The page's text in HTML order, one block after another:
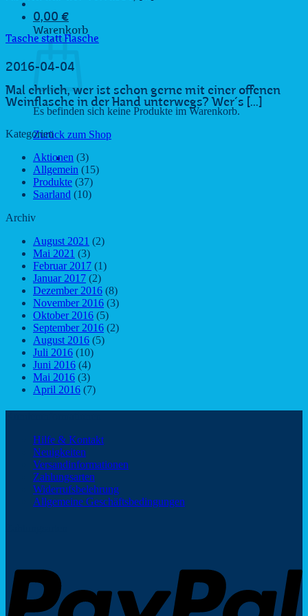
0,00 €
Warenkorb
Es befinden sich keine Produkte im Warenkorb.
Zurück zum Shop
Tasche statt Flasche
2016-04-04
Mal ehrlich, wer ist schon gerne mit einer offenen
Weinflasche in der Hand unterwegs? Wer´s [...]
Kategorien
Aktionen (3)
Allgemein (15)
Produkte (37)
Saarland (10)
Archiv
August 2021 (2)
Mai 2021 (3)
Februar 2017 (1)
Januar 2017 (2)
Dezember 2016 (8)
November 2016 (3)
Oktober 2016 (5)
September 2016 (2)
August 2016 (5)
Juli 2016 (10)
Juni 2016 (4)
Mai 2016 (3)
April 2016 (7)
Hilfe & Kontakt
Neuigkeiten
Versandinformationen
Zahlungsarten
Widerrufsbelehrung
Allgemeine Geschäftsbedingungen